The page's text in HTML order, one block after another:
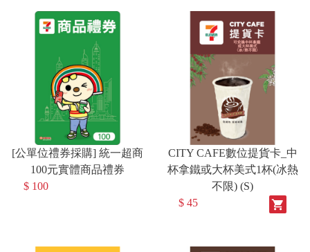
[公單位禮券採購] 統一超商
100元實體商品禮券
$ 100
CITY CAFE數位提貨卡_中
杯拿鐵或大杯美式1杯(冰熱
不限) (S)
$ 45
shopping_cart